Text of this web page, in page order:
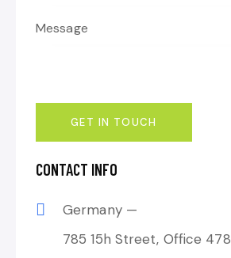
CONTACT INFO
Germany —
785 15h Street, Office 478